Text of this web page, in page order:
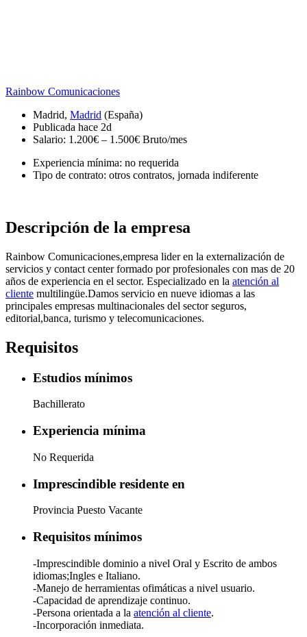
Rainbow Comunicaciones
Madrid, Madrid (España)
Publicada hace 2d
Salario: 1.200€ – 1.500€ Bruto/mes
Experiencia mínima: no requerida
Tipo de contrato: otros contratos, jornada indiferente
Descripción de la empresa
Rainbow Comunicaciones,empresa lider en la externalización de
servicios y contact center formado por profesionales con mas de 20
años de experiencia en el sector. Especializado en la atención al
cliente multilingüe.Damos servicio en nueve idiomas a las
principales empresas multinacionales del sector seguros,
editorial,banca, turismo y telecomunicaciones.
Requisitos
Estudios mínimos
Bachillerato
Experiencia mínima
No Requerida
Imprescindible residente en
Provincia Puesto Vacante
Requisitos mínimos
-Imprescindible dominio a nivel Oral y Escrito de ambos
idiomas;Ingles e Italiano.
-Manejo de herramientas ofimáticas a nivel usuario.
-Capacidad de aprendizaje continuo.
-Persona orientada a la atención al cliente.
-Incorporación inmediata.